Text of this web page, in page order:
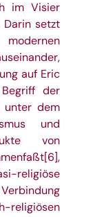
im Visier
Darin setzt
auf Eric
der
unter dem
und
von
[6],
religiöse